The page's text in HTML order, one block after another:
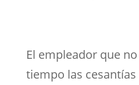
El empleador que
tiempo las cesantías